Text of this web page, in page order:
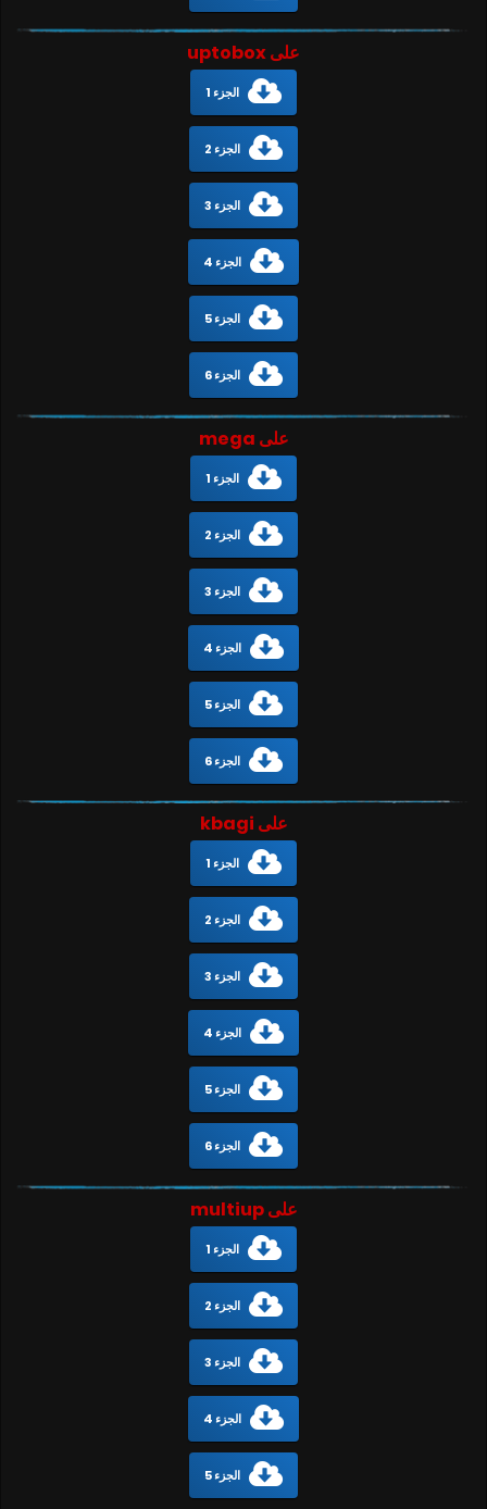
على uptobox
الجزء 1
الجزء 2
الجزء 3
الجزء 4
الجزء 5
الجزء 6
على mega
الجزء 1
الجزء 2
الجزء 3
الجزء 4
الجزء 5
الجزء 6
على kbagi
الجزء 1
الجزء 2
الجزء 3
الجزء 4
الجزء 5
الجزء 6
على multiup
الجزء 1
الجزء 2
الجزء 3
الجزء 4
الجزء 5